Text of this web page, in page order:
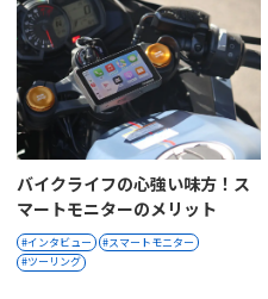
バイクライフの心強い味方！ス
マートモニターのメリット
インタビュー
スマートモニター
ツーリング